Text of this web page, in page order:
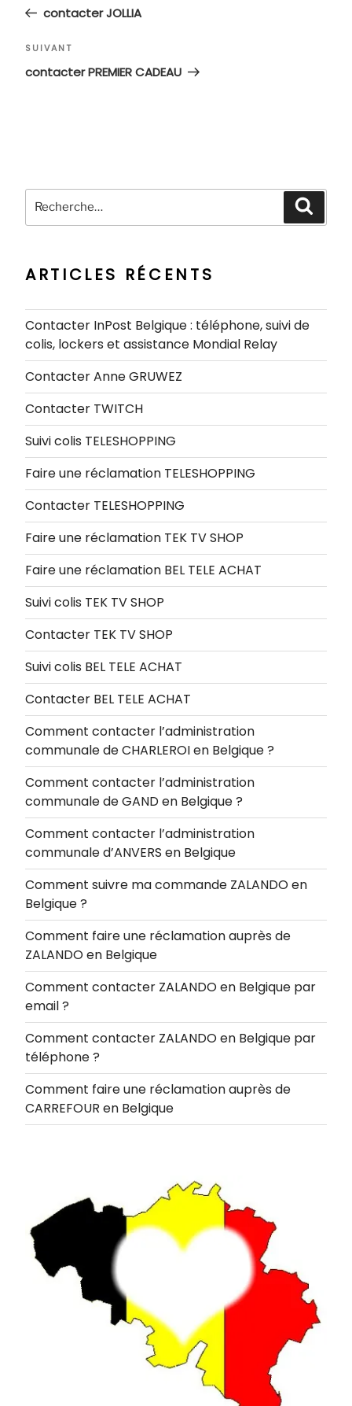
l’article
précédent
contacter JOLLIA
Article
suivant
SUIVANT
contacter PREMIER CADEAU
Recherche
pour
ARTICLES RÉCENTS
Contacter InPost Belgique : téléphone, suivi de
colis, lockers et assistance Mondial Relay
Contacter Anne GRUWEZ
Contacter TWITCH
Suivi colis TELESHOPPING
Faire une réclamation TELESHOPPING
Contacter TELESHOPPING
Faire une réclamation TEK TV SHOP
Faire une réclamation BEL TELE ACHAT
Suivi colis TEK TV SHOP
Contacter TEK TV SHOP
Suivi colis BEL TELE ACHAT
Contacter BEL TELE ACHAT
Comment contacter l’administration
communale de CHARLEROI en Belgique ?
Comment contacter l’administration
communale de GAND en Belgique ?
Comment contacter l’administration
communale d’ANVERS en Belgique
Comment suivre ma commande ZALANDO en
Belgique ?
Comment faire une réclamation auprès de
ZALANDO en Belgique
Comment contacter ZALANDO en Belgique par
email ?
Comment contacter ZALANDO en Belgique par
téléphone ?
Comment faire une réclamation auprès de
CARREFOUR en Belgique